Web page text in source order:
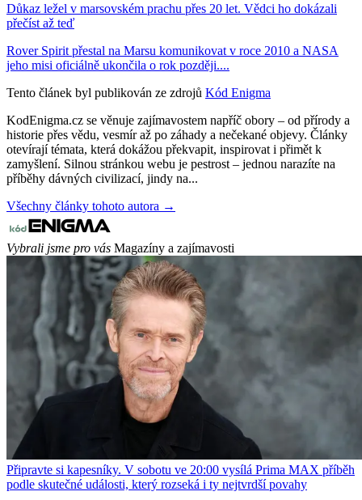
Důkaz ležel v marsovském prachu přes 20 let. Vědci ho dokázali
přečíst až teď
Rover Spirit přestal na Marsu komunikovat v roce 2010 a NASA
jeho misi oficiálně ukončila o rok později....
Tento článek byl publikován ze zdrojů Kód Enigma
KodEnigma.cz se věnuje zajímavostem napříč obory – od přírody a
historie přes vědu, vesmír až po záhady a nečekané objevy. Články
otevírají témata, která dokážou překvapit, inspirovat i přimět k
zamyšlení. Silnou stránkou webu je pestrost – jednou narazíte na
příběhy dávných civilizací, jindy na...
Všechny články tohoto autora →
Vybrali jsme pro vás Magazíny a zajímavosti
Připravte si kapesníky. V sobotu ve 20:00 vysílá Prima MAX příběh
podle skutečné události, který rozseká i ty nejtvrdší povahy